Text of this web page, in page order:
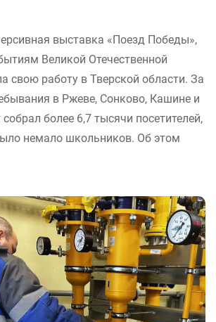
выставка «Поезд Победы»,
Великой Отечественной
свою работу в Тверской области. За
в Ржеве, Сонково, Кашине и
более 6,7 тысячи посетителей,
немало школьников. Об этом